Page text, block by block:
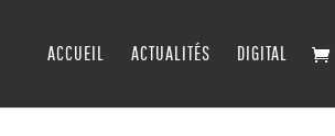
ACCUEIL ACTUALITÉS DIGITAL